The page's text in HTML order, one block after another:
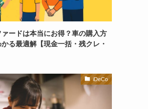
ードは本当にお得？車の購入方
る最適解【現金一括・残クレ・
iDeCo